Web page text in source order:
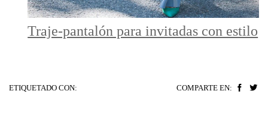
Traje-pantalón para invitadas con estilo
ETIQUETADO CON: COMPARTE EN: